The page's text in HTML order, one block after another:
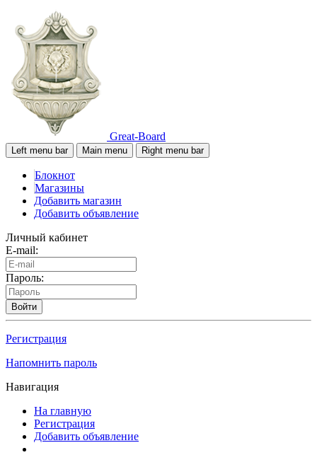
Great-Board
Left menu bar Main menu Right menu bar
Блокнот
Магазины
Добавить магазин
Добавить объявление
Личный кабинет
E-mail:
Пароль:
Войти
Регистрация
Напомнить пароль
Навигация
На главную
Регистрация
Добавить объявление